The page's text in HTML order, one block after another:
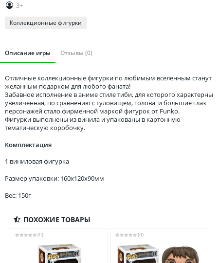
Ульяновская область
3+
Коллекционные фигурки
Описание игры Отзывы (0)
Отличные коллекционные фигурки по любимым вселенным станут
желанным подарком для любого фаната!
Забавное исполнение в аниме стиле тиби, для которого характерны
увеличенная, по сравнению с туловищем, голова и большие глаз
персонажей стало фирменной маркой фигурок от Funko.
Фигурки выполнены из винила и упакованы в картонную
тематическую коробочку.
Комплектация
1 виниловая фигурка
Размер упаковки: 160x120x90мм
Вес: 150г
ПОХОЖИЕ ТОВАРЫ
(0) (0)